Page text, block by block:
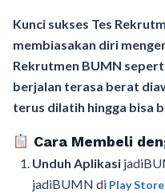
Kunci sukses Tes
membiasakan diri
Rekrutmen BUMN
berjalan terasa berat
terus dilatih hingga bisa
Cara Membeli
Unduh Aplikasi
jadiBUMN di Play Store